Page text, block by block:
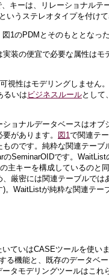
キーは、リレーショナル
いうステレオタイプを付け
1のPDMとそのもととなっ
実装の便宜で必要な属性は
視性はモデリングしませ
るいはビジネスルールとして
ショナルデータベースはオ
があります。
図1で関連テ
のです。純粋な関連テー
のSeminarOIDです。
主キーを構成しているのと
厳密には関連テーブルで
)。WaitListが純粋な関連テ
ていはCASEツールを使
る機能と、既存のデータベ
タモデリングツールはこれ